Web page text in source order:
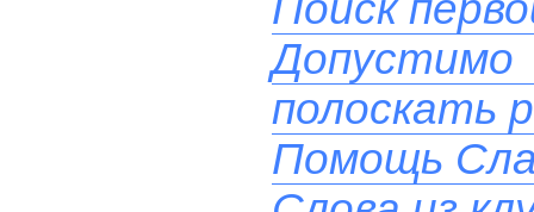
полоскать
Помощь